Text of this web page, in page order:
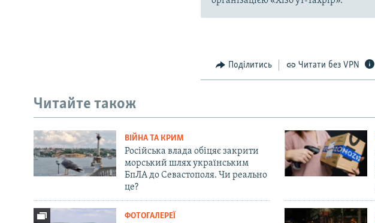
Поділитись Читати без VPN
Читайте також
ВІЙНА ТА КРИМ
Російська влада обіцяє закрити
морський шлях українським
БпЛА до Севастополя. Чи реально
це?
ФОТОГАЛЕРЕЇ